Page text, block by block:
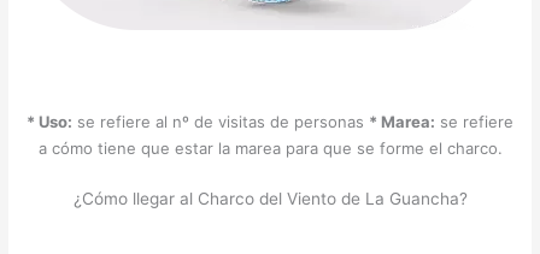
* Uso: se refiere al nº de visitas de personas * Marea: se refiere
a cómo tiene que estar la marea para que se forme el charco.
¿Cómo llegar al Charco del Viento de La Guancha?